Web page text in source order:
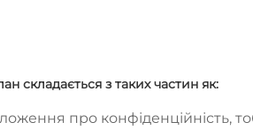
складається з таких частин як:
про конфіденційність,